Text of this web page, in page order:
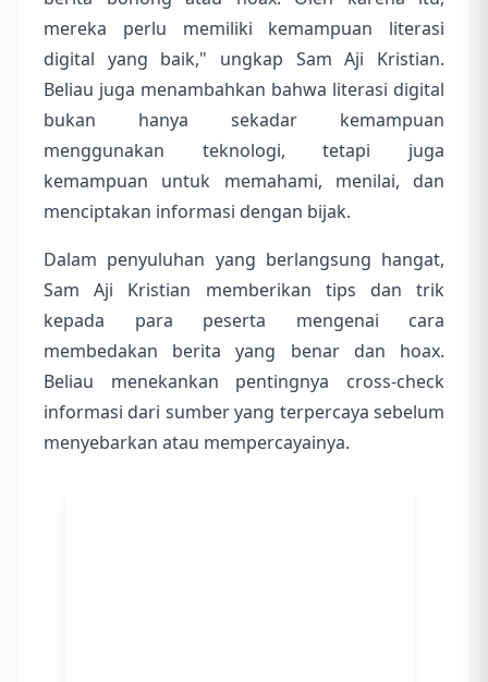
mereka perlu memiliki kemampuan literasi
digital yang baik," ungkap Sam Aji Kristian.
Beliau juga menambahkan bahwa literasi digital
bukan hanya sekadar kemampuan
menggunakan teknologi, tetapi juga
kemampuan untuk memahami, menilai, dan
menciptakan informasi dengan bijak.
Dalam penyuluhan yang berlangsung hangat,
Sam Aji Kristian memberikan tips dan trik
kepada para peserta mengenai cara
membedakan berita yang benar dan hoax.
Beliau menekankan pentingnya cross-check
informasi dari sumber yang terpercaya sebelum
menyebarkan atau mempercayainya.